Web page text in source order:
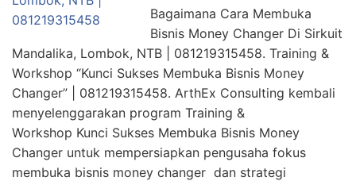
Bagaimana Cara Membuka
Bisnis Money Changer Di Sirkuit
Mandalika, Lombok, NTB | 081219315458. Training &
Workshop “Kunci Sukses Membuka Bisnis Money
Changer” | 081219315458. ArthEx Consulting kembali
menyelenggarakan program Training &
Workshop Kunci Sukses Membuka Bisnis Money
Changer untuk mempersiapkan pengusaha fokus
membuka bisnis money changer dan strategi